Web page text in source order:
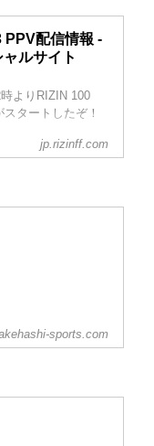
PPV配信情報 -
ルサイト
よりRIZIN 100
タートしたぞ！
土）23:59まで販
ありで試合を見
jp.rizinff.com
sports.com